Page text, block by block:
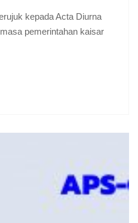
kepada Acta Diurna
pemerintahan kaisar